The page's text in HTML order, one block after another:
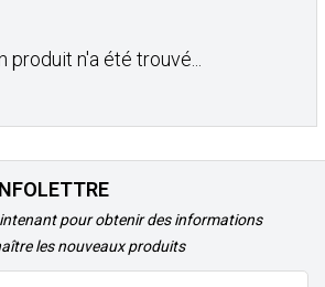
produit n'a été trouvé...
pour obtenir des informations
les nouveaux produits